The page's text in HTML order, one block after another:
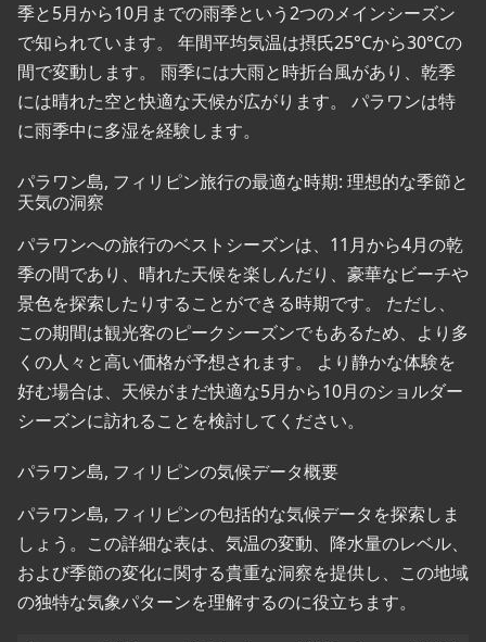
季と5月から10月までの雨季という2つのメインシーズン
で知られています。 年間平均気温は摂氏25°Cから30°Cの
間で変動します。 雨季には大雨と時折台風があり、乾季
には晴れた空と快適な天候が広がります。 パラワンは特
に雨季中に多湿を経験します。
パラワン島, フィリピン旅行の最適な時期: 理想的な季節と
天気の洞察
パラワンへの旅行のベストシーズンは、11月から4月の乾
季の間であり、晴れた天候を楽しんだり、豪華なビーチや
景色を探索したりすることができる時期です。 ただし、
この期間は観光客のピークシーズンでもあるため、より多
くの人々と高い価格が予想されます。 より静かな体験を
好む場合は、天候がまだ快適な5月から10月のショルダー
シーズンに訪れることを検討してください。
パラワン島, フィリピンの気候データ概要
パラワン島, フィリピンの包括的な気候データを探索しま
しょう。この詳細な表は、気温の変動、降水量のレベル、
および季節の変化に関する貴重な洞察を提供し、この地域
の独特な気象パターンを理解するのに役立ちます。